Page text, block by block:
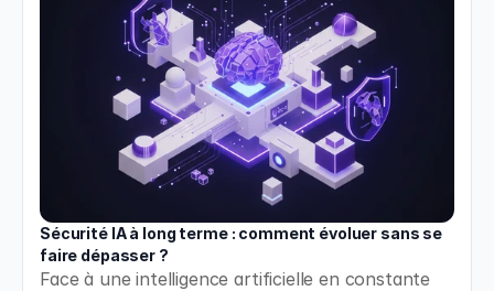
Sécurité IA à long terme : comment évoluer sans se
faire dépasser ?
Face à une intelligence artificielle en constante